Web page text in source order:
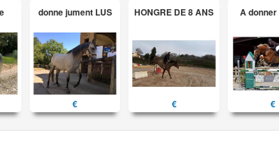
donne jument LUS
€
HONGRE DE 8 ANS
€
A
€